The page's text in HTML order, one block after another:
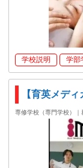
学校説明 学部
【育英メデ
専修学校（専門学校）｜